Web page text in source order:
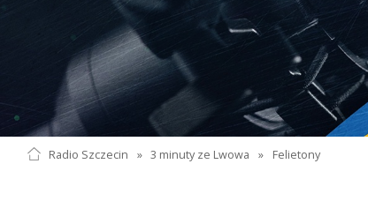
Radio Szczecin » 3 minuty ze Lwowa » Felietony